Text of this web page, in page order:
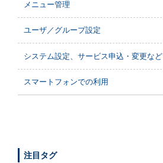
メニュー管理
ユーザ／グループ設定
システム設定、サービス申込・変更など
スマートフォンでの利用
注目タグ